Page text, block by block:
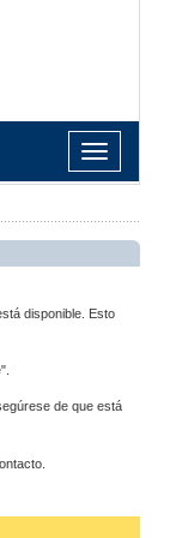
Toggle
navigation
disponible. Esto
de que está